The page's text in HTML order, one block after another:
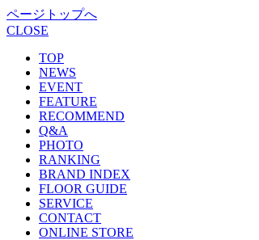
ページトップへ
CLOSE
TOP
NEWS
EVENT
FEATURE
RECOMMEND
Q&A
PHOTO
RANKING
BRAND INDEX
FLOOR GUIDE
SERVICE
CONTACT
ONLINE STORE